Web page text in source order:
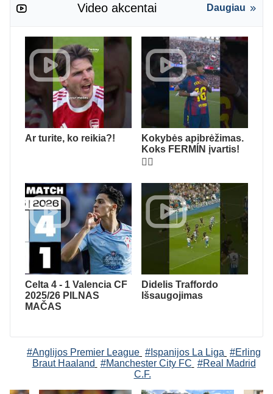
Video akcentai Daugiau
Ar turite, ko reikia?!
Kokybės apibrėžimas.
Koks FERMÍN įvartis!
😮‍💨
Celta 4 - 1 Valencia CF
2025/26 PILNAS
MAČAS
Didelis Traffordo
Išsaugojimas
#Anglijos Premier League #Ispanijos La Liga #Erling
Braut Haaland
#Manchester City FC #Real Madrid
C.F.